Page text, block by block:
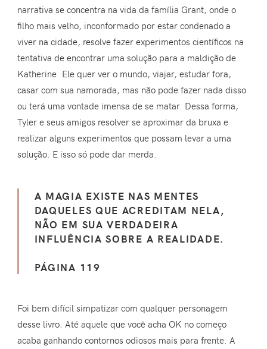
narrativa se concentra na vida da família Grant, onde o
filho mais velho, inconformado por estar condenado a
viver na cidade, resolve fazer experimentos científicos na
tentativa de encontrar uma solução para a maldição de
Katherine. Ele quer ver o mundo, viajar, estudar fora,
casar com sua namorada, mas não pode fazer nada disso
ou terá uma vontade imensa de se matar. Dessa forma,
Tyler e seus amigos resolver se aproximar da bruxa e
realizar alguns experimentos que possam levar a uma
solução. E isso só pode dar merda.
A MAGIA EXISTE NAS MENTES
DAQUELES QUE ACREDITAM NELA,
NÃO EM SUA VERDADEIRA
INFLUÊNCIA SOBRE A REALIDADE.
PÁGINA 119
Foi bem difícil simpatizar com qualquer personagem
desse livro. Até aquele que você acha OK no começo
acaba ganhando contornos odiosos mais para frente. A